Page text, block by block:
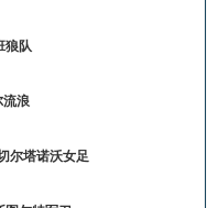
狼队
流浪
尔塔诺沃女足